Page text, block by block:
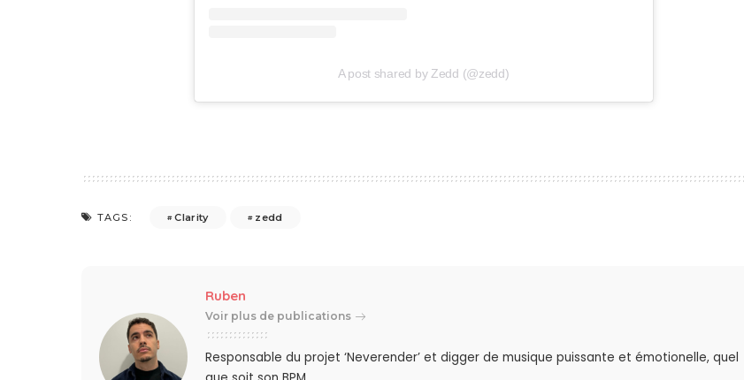
A post shared by Zedd (@zedd)
TAGS: Clarity zedd
Ruben
Voir plus de publications
Responsable du projet ‘Neverender’ et digger de musique puissante et émotionelle, quel